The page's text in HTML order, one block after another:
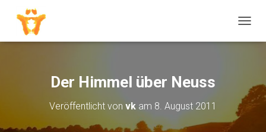
A
T
Der Himmel über Neuss
Veröffentlicht von vk am 8. August 2011